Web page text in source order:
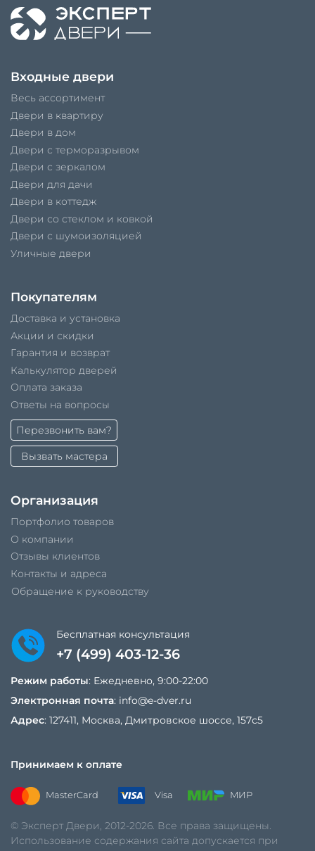
Входные двери
Весь ассортимент
Двери в квартиру
Двери в дом
Двери с терморазрывом
Двери с зеркалом
Двери для дачи
Двери в коттедж
Двери со стеклом и ковкой
Двери с шумоизоляцией
Уличные двери
Покупателям
Доставка и установка
Акции и скидки
Гарантия и возврат
Калькулятор дверей
Оплата заказа
Ответы на вопросы
Перезвонить вам?
Вызвать мастера
Организация
Портфолио товаров
О компании
Отзывы клиентов
Контакты и адреса
Обращение к руководству
Бесплатная консультация
+7 (499) 403-12-36
Режим работы: Ежедневно, 9:00-22:00
Электронная почта: info@e-dver.ru
Адрес: 127411, Москва, Дмитровское шоссе, 157с5
Принимаем к оплате
MasterCard Visa МИР
© Эксперт Двери, 2012-2026. Все права защищены.
Использование содержания сайта допускается при